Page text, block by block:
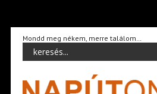
Mondd meg nékem, merre találom…